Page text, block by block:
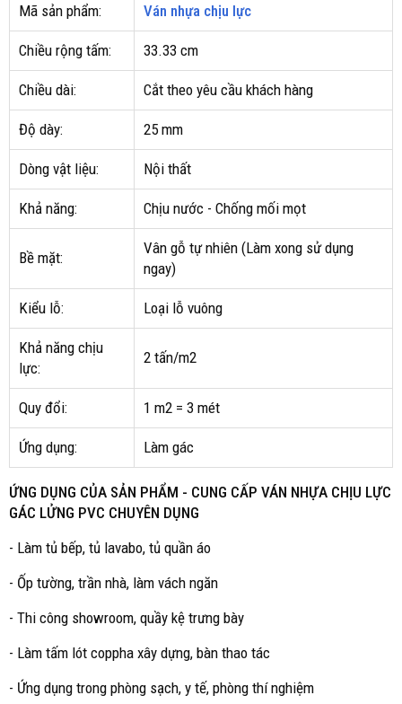
Mã sản phẩm: Ván nhựa chịu lực
Chiều rộng tấm: 33.33 cm
Chiều dài: Cắt theo yêu cầu khách hàng
Độ dày: 25 mm
Dòng vật liệu: Nội thất
Khả năng: Chịu nước - Chống mối mọt
Bề mặt:
Vân gỗ tự nhiên (Làm xong sử dụng
ngay)
Kiểu lỗ: Loại lỗ vuông
Khả năng chịu
lực:
2 tấn/m2
Quy đổi: 1 m2 = 3 mét
Ứng dụng: Làm gác
ỨNG DỤNG CỦA SẢN PHẨM - CUNG CẤP VÁN NHỰA CHỊU LỰC
GÁC LỬNG PVC CHUYÊN DỤNG
- Làm tủ bếp, tủ lavabo, tủ quần áo
- Ốp tường, trần nhà, làm vách ngăn
- Thi công showroom, quầy kệ trưng bày
- Làm tấm lót coppha xây dựng, bàn thao tác
- Ứng dụng trong phòng sạch, y tế, phòng thí nghiệm